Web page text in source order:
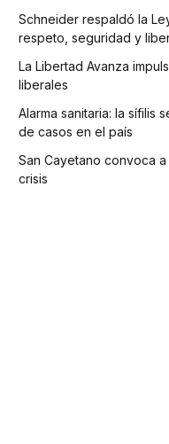
Schneider respaldó la
respeto, seguridad y
La Libertad Avanza
liberales
Alarma sanitaria: la sífilis
de casos en el país
San Cayetano convoca
crisis